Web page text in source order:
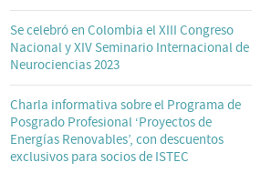
Se celebró en Colombia el XIII Congreso
Nacional y XIV Seminario Internacional de
Neurociencias 2023
Charla informativa sobre el Programa de
Posgrado Profesional ‘Proyectos de
Energías Renovables’, con descuentos
exclusivos para socios de ISTEC